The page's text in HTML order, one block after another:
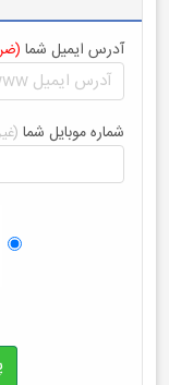
آدرس ایمیل شما
شماره موبایل شما